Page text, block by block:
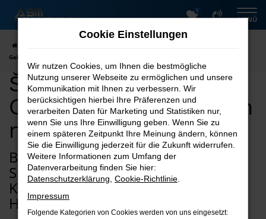
Zum
0
MENÜ
Gebrauchtwagen kaufen nach Halberstadt
Škoda Kodiaq
Gebrauchtwagen kaufen
nach Halberstadt
Bei ASM Autoservice Meißner finden
Sie schnell den passenden Škoda
Kodiaq Gebrauchtwagen für
Halberstadt
Cookie Einstellungen
Wir nutzen Cookies, um Ihnen die bestmögliche
Nutzung unserer Webseite zu ermöglichen und unsere
Kommunikation mit Ihnen zu verbessern. Wir
berücksichtigen hierbei Ihre Präferenzen und
verarbeiten Daten für Marketing und Statistiken nur,
wenn Sie uns Ihre Einwilligung geben. Wenn Sie zu
einem späteren Zeitpunkt Ihre Meinung ändern, können
Sie die Einwilligung jederzeit für die Zukunft widerrufen.
Weitere Informationen zum Umfang der
Datenverarbeitung finden Sie hier:
Datenschutzerklärung Cookie-Richtlinie
Impressum
Folgende Kategorien von Cookies werden von uns eingesetzt: